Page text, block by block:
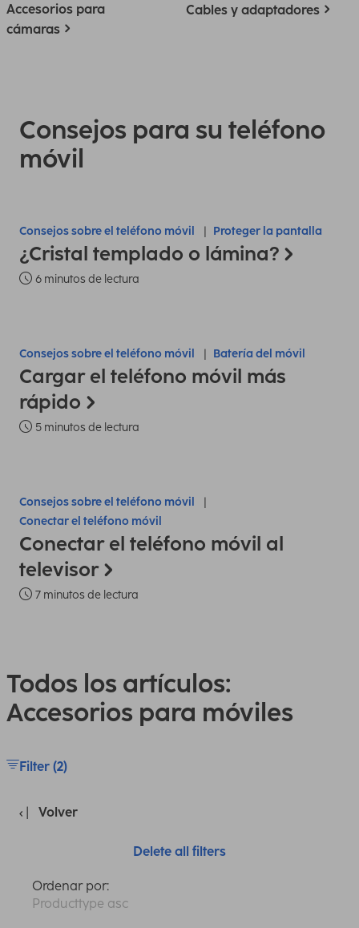
Accesorios para
cámaras
Cables y adaptadores
Consejos para su teléfono
móvil
Consejos sobre el teléfono móvil Proteger la pantalla
¿Cristal templado o lámina?
6 minutos de lectura
Consejos sobre el teléfono móvil Batería del móvil
Cargar el teléfono móvil más
rápido
5 minutos de lectura
Consejos sobre el teléfono móvil
Conectar el teléfono móvil
Conectar el teléfono móvil al
televisor
7 minutos de lectura
Todos los artículos:
Accesorios para móviles
Filter (2)
Volver
Delete all filters
Ordenar por:
Producttype asc